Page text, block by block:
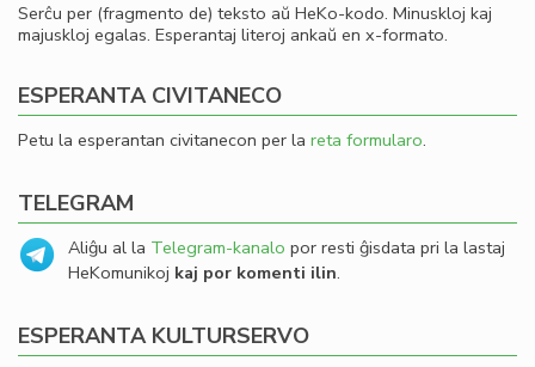
Serĉu per (fragmento de) teksto aŭ HeKo-kodo. Minuskloj kaj
majuskloj egalas. Esperantaj literoj ankaŭ en x-formato.
ESPERANTA CIVITANECO
Petu la esperantan civitanecon per la reta formularo.
TELEGRAM
Aliĝu al la Telegram-kanalo por resti ĝisdata pri la lastaj
HeKomunikoj kaj por komenti ilin.
ESPERANTA KULTURSERVO